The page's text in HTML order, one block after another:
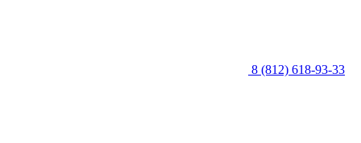
8 (812) 618-93-33